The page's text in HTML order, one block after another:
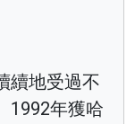
續地受過不
1992年獲哈